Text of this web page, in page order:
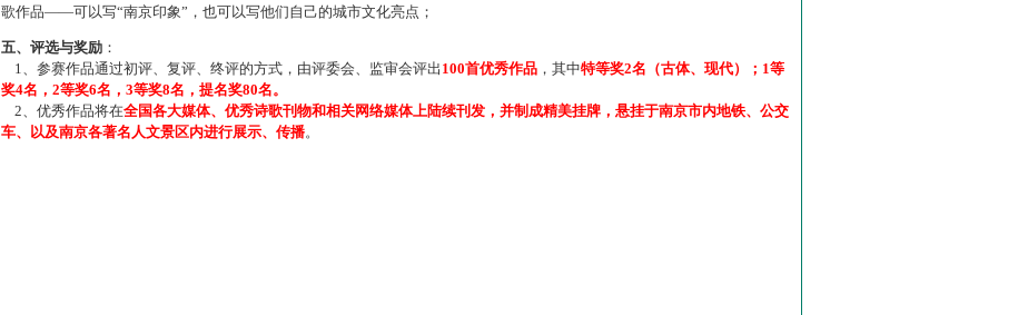
歌作品——可以写“南京印象”，也可以写他们自己的城市文化亮点；
五、评选与奖励 ：
1、参赛作品通过初评、复评、终评的方式，由评委会、监审会评出 100首优秀作品 ，其中特等奖2名（古体、现代）；1等
奖4名，2等奖6名，3等奖8名，提名奖80名。
2、优秀作品将在全国各大媒体、优秀诗歌刊物和相关网络媒体上陆续刊发，并制成精美挂牌，悬挂于南京市内地铁、公交
车、以及南京各著名人文景区内进行展示、传播。